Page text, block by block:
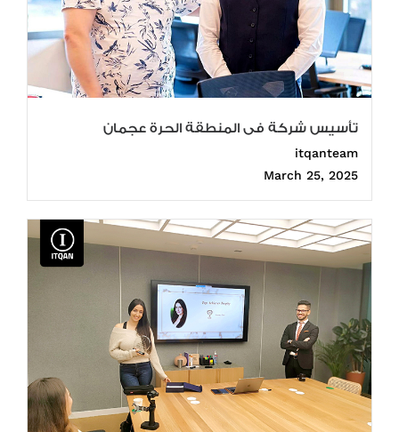
تأسيس شركة فى المنطقة الحرة عجمان
itqanteam
March 25, 2025